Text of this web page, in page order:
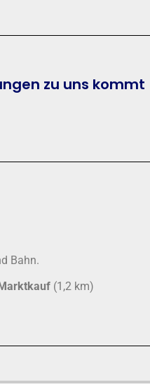
zu uns kommt
Bahn.
Marktkauf (1,2 km)